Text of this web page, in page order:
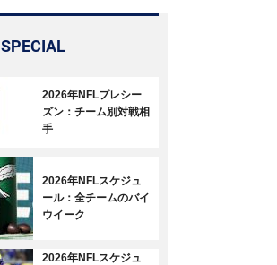
SPECIAL
2026年NFLプレシー
ズン：チーム別対戦相
手
2026年NFLスケジュ
ール：全チームのバイ
ウイーク
2026年NFLスケジュ